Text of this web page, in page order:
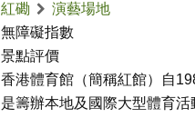
紅磡
演藝場地
無障礙指數
景點評價
香港體育館（簡稱紅館）自
是籌辦本地及國際大型體育